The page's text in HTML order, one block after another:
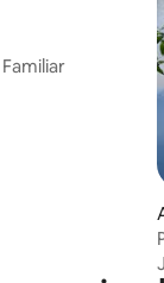
Familiar